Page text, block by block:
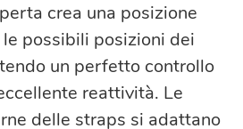
crea una posizione
possibili posizioni dei
un perfetto controllo
reattività. Le
delle straps si adattano